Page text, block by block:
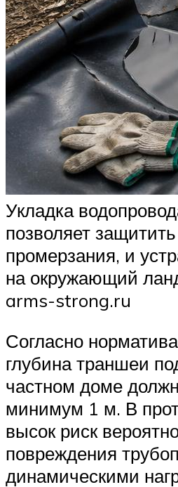
Укладка
позволяет
промерзания, и
на окружающий
arms-strong.ru
Согласно
глубина траншеи
частном доме
минимум 1 м. В
высок риск
повреждения
динамическими